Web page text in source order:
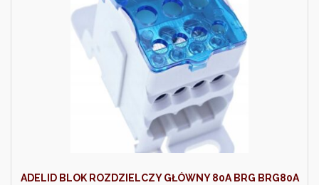
ADELID BLOK ROZDZIELCZY GŁÓWNY 80A BRG BRG80A